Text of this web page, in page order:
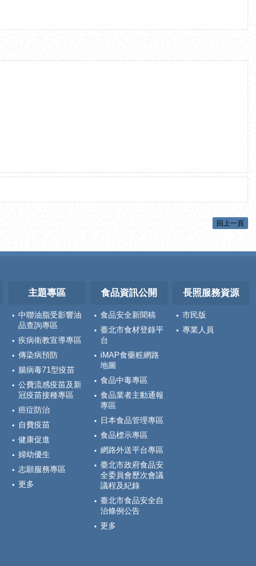
回上一頁
主題專區
中聯油脂受影響油
品查詢專區
疾病衛教宣導專區
傳染病預防
腸病毒71型疫苗
公費流感疫苗及新
冠疫苗接種專區
癌症防治
自費疫苗
健康促進
婦幼優生
志願服務專區
更多
食品資訊公開
食品安全新聞稿
臺北市食材登錄平
台
iMAP食藥粧網路
地圖
食品中毒專區
食品業者主動通報
專區
日本食品管理專區
食品標示專區
網路外送平台專區
臺北市政府食品安
全委員會歷次會議
議程及紀錄
臺北市食品安全自
治條例公告
更多
長照服務資源
市民版
專業人員